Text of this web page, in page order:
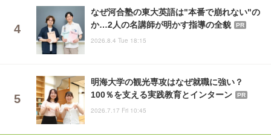
なぜ河合塾の東大英語は"本番で崩れない"の
か…2人の名講師が明かす指導の全貌
PR
2026.8.4 Tue 18:15
明海大学の観光専攻はなぜ就職に強い？
100％を支える実践教育とインターン
PR
2026.7.17 Fri 10:45